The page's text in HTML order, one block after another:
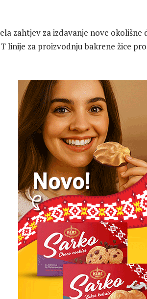
zahtjev za izdavanje nove
linije za proizvodnju bakrene žice